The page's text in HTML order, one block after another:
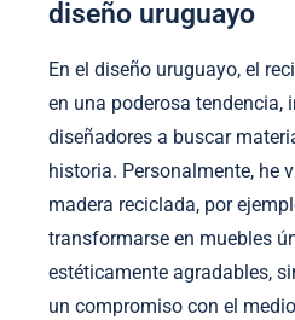
diseño uruguayo
En el diseño uruguayo, el
en una poderosa tendencia,
diseñadores a buscar
historia. Personalmente, he
madera reciclada, por
transformarse en muebles
estéticamente agradables,
un compromiso con el